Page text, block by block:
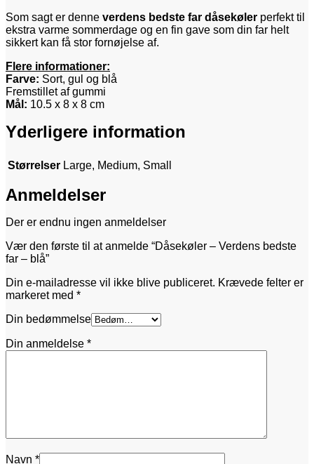
Som sagt er denne verdens bedste far dåsekøler perfekt til
ekstra varme sommerdage og en fin gave som din far helt
sikkert kan få stor fornøjelse af.
Flere informationer:
Farve: Sort, gul og blå
Fremstillet af gummi
Mål: 10.5 x 8 x 8 cm
Yderligere information
Størrelser Large, Medium, Small
Anmeldelser
Der er endnu ingen anmeldelser
Vær den første til at anmelde “Dåsekøler – Verdens bedste
far – blå”
Din e-mailadresse vil ikke blive publiceret. Krævede felter er
markeret med *
Din bedømmelse
Din anmeldelse *
Navn *